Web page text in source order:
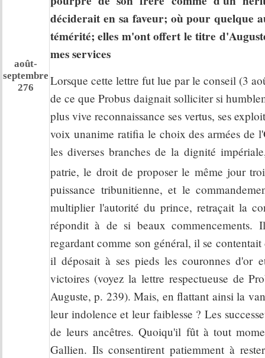
août-
septembre
276
déciderait en sa faveur; où pour quelque
témérité; elles m'ont offert le titre
mes services
Lorsque cette lettre fut lue par le conseil (3
de ce que Probus daignait solliciter si
plus vive reconnaissance ses vertus, ses
voix unanime ratifia le choix des armées de
les diverses branches de la dignité
patrie, le droit de proposer le même jour
puissance tribunitienne, et le
multiplier l'autorité du prince, retraçait la
répondit à de si beaux
regardant comme son général, il se
il déposait à ses pieds les couronnes d'or
victoires (voyez la lettre respectueuse de
Auguste, p. 239). Mais, en flattant ainsi la
leur indolence et leur faiblesse ? Les
de leurs ancêtres. Quoiqu'il fût à tout
Gallien. Ils consentirent patiemment à